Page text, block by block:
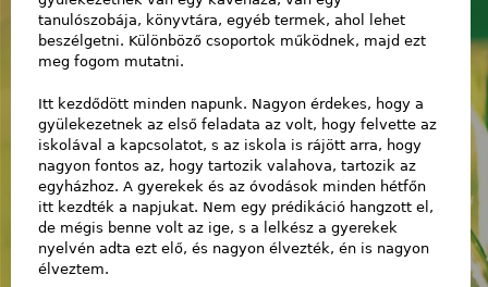
tanulószobája, könyvtára, egyéb termek, ahol lehet
beszélgetni. Különböző csoportok működnek, majd ezt
meg fogom mutatni.
Itt kezdődött minden napunk. Nagyon érdekes, hogy a
gyülekezetnek az első feladata az volt, hogy felvette az
iskolával a kapcsolatot, s az iskola is rájött arra, hogy
nagyon fontos az, hogy tartozik valahova, tartozik az
egyházhoz. A gyerekek és az óvodások minden hétfőn
itt kezdték a napjukat. Nem egy prédikáció hangzott el,
de mégis benne volt az ige, s a lelkész a gyerekek
nyelvén adta ezt elő, és nagyon élvezték, én is nagyon
élveztem.